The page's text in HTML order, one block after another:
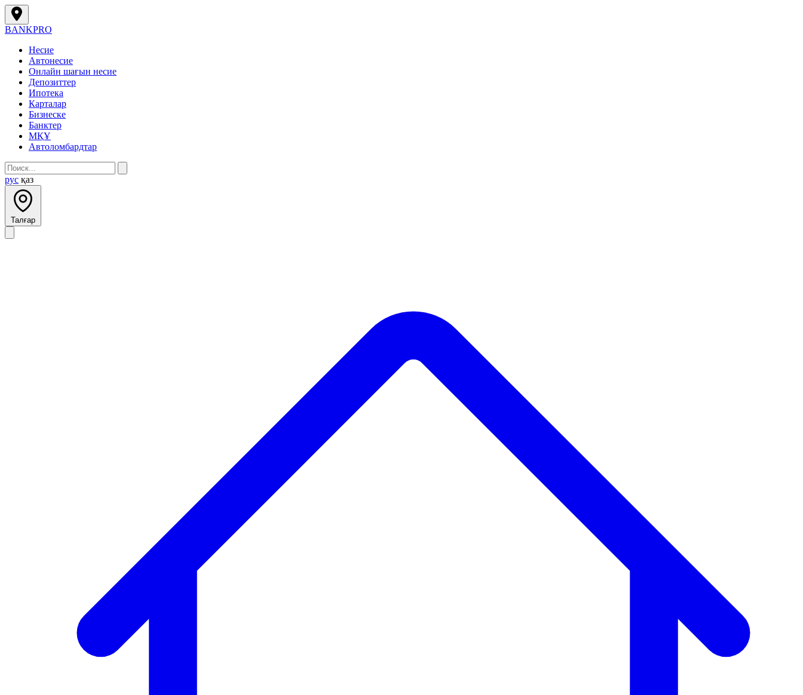
BANKPRO
Несие
Автонесие
Онлайн шағын несие
Депозиттер
Ипотека
Карталар
Бизнеске
Банктер
МҚҰ
Автоломбардтар
рус қаз
Талғар